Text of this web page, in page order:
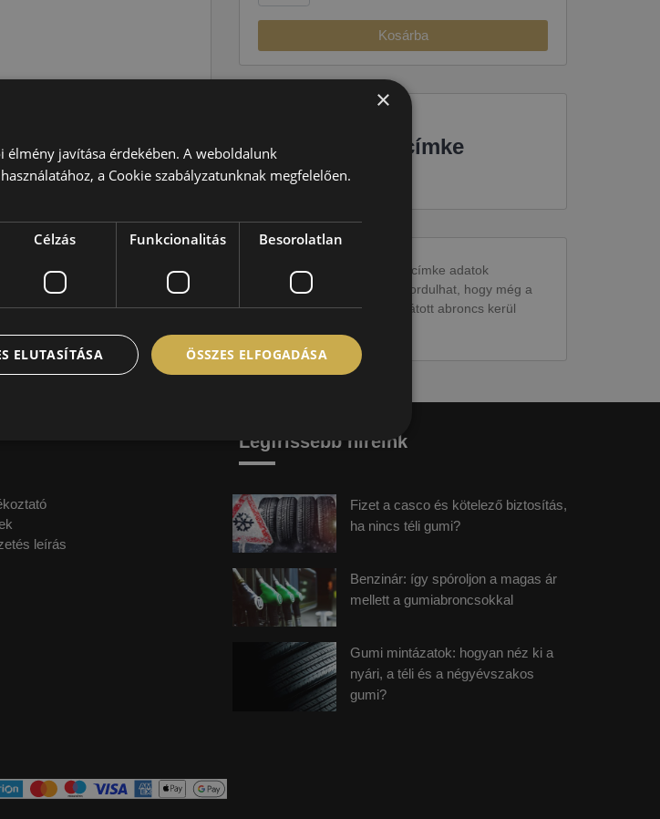
Kosárba
EU-s abroncscímke
Figyelem a feltüntetett címke adatok
tájékoztató jellegűek. Előfordulhat, hogy még a
korábbi EU-s címkével ellátott abroncs kerül
leírás
Legfrissebb híreink
Fizet a casco és kötelező biztosítás,
ha nincs téli gumi?
Benzinár: így spóroljon a magas ár
mellett a gumiabroncsokkal
Gumi mintázatok: hogyan néz ki a
nyári, a téli és a négyévszakos
gumi?
×
élmény javítása érdekében. A weboldalunk
a Cookie szabályzatunknak megfelelően.
Célzás Funkcionalitás Besorolatlan
ÖSSZES ELFOGADÁSA
ELUTASÍTÁSA